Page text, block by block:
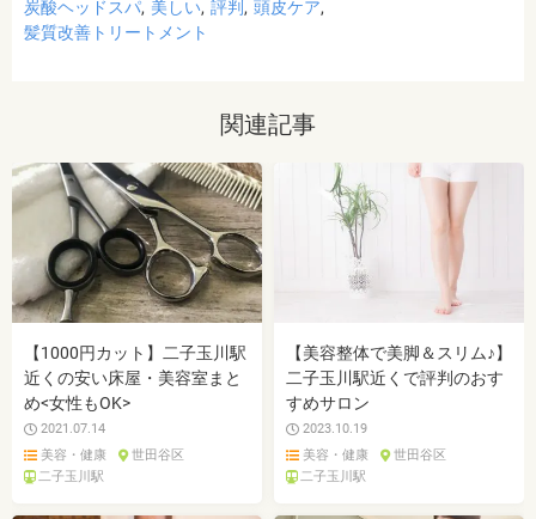
炭酸ヘッドスパ 美しい 評判
頭皮ケア
髪質改善トリートメント
関連記事
【1000円カット】二子玉川駅
近くの安い床屋・美容室まと
め<女性もOK>
2021.07.14
美容・健康
世田谷区
二子玉川駅
【美容整体で美脚＆スリム♪】
二子玉川駅近くで評判のおす
すめサロン
2023.10.19
美容・健康
世田谷区
二子玉川駅